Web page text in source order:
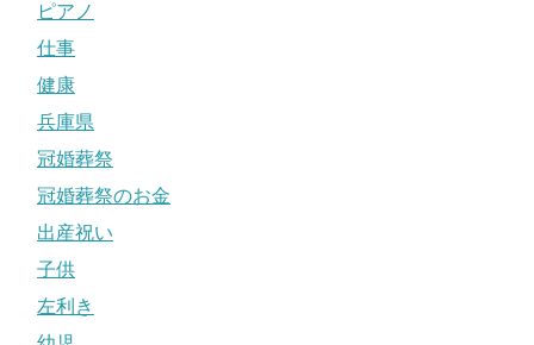
ピアノ
仕事
健康
兵庫県
冠婚葬祭
冠婚葬祭のお金
出産祝い
子供
左利き